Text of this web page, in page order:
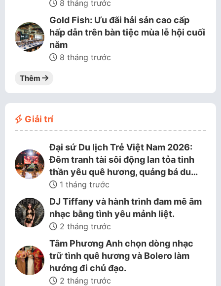
8 tháng trước
Gold Fish: Ưu đãi hải sản cao cấp
hấp dẫn trên bàn tiệc mùa lễ hội cuối
năm
8 tháng trước
Thêm
Giải trí
Đại sứ Du lịch Trẻ Việt Nam 2026:
Đêm tranh tài sôi động lan tỏa tinh
thần yêu quê hương, quảng bá du…
1 tháng trước
DJ Tiffany và hành trình đam mê âm
nhạc bằng tình yêu mảnh liệt.
2 tháng trước
Tâm Phương Anh chọn dòng nhạc
trữ tình quê hương và Bolero làm
hướng đi chủ đạo.
2 tháng trước